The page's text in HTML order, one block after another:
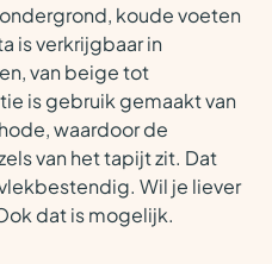
koude voeten
is verkrijgbaar in
van beige tot
is gebruik gemaakt van
waardoor de
van het tapijt zit. Dat
Wil je liever
dat is mogelijk.